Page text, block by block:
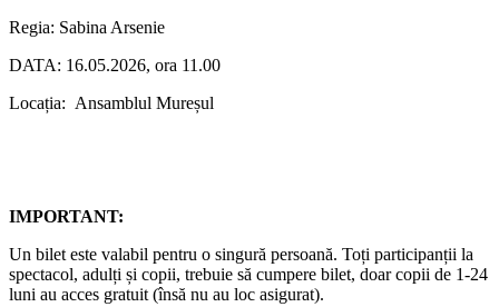
Regia: Sabina Arsenie
DATA: 16.05.2026, ora 11.00
Locația: Ansamblul Mureșul
IMPORTANT:
Un bilet este valabil pentru o singură persoană. Toți participanții la
spectacol, adulți și copii, trebuie să cumpere bilet, doar copii de 1-24
luni au acces gratuit (însă nu au loc asigurat).